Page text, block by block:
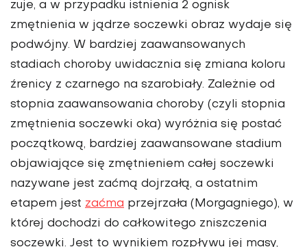
zuje, a w przypadku istnienia 2 ognisk
zmętnienia w jądrze soczewki obraz wydaje się
po­dwójny. W bardziej zaawan­sowanych
stadiach choroby uwidacznia się zmiana koloru
źrenicy z czarnego na szaro­biały. Zależnie od
stopnia za­awansowania choroby (czyli stopnia
zmętnienia soczewki oka) wyróżnia się postać
po­czątkową, bardziej zaawanso­wane stadium
objawiające się zmętnieniem całej soczewki
nazywane jest zaćmą dojrzałą, a ostatnim
etapem jest zaćma przejrzała (Morgagniego), w
której dochodzi do całko­witego zniszczenia
soczewki. Jest to wynikiem rozpływu jej masy,